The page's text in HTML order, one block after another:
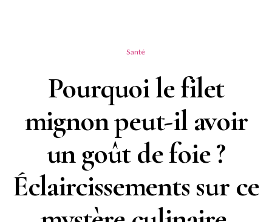
Santé
Pourquoi le filet
mignon peut-il avoir
un goût de foie ?
Éclaircissements sur ce